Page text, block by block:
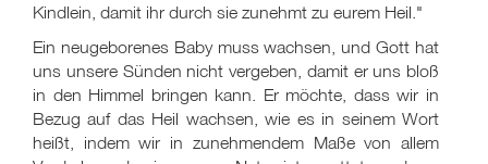
Kindlein, damit ihr durch sie zunehmt zu eurem Heil."
Ein neugeborenes Baby muss wachsen, und Gott hat
uns unsere Sünden nicht vergeben, damit er uns bloß
in den Himmel bringen kann. Er möchte, dass wir in
Bezug auf das Heil wachsen, wie es in seinem Wort
heißt, indem wir in zunehmendem Maße von allem